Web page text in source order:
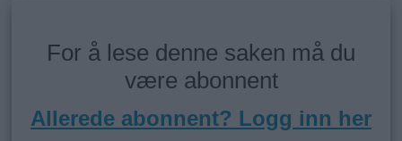
For å lese denne saken må du
være abonnent
Allerede abonnent? Logg inn her